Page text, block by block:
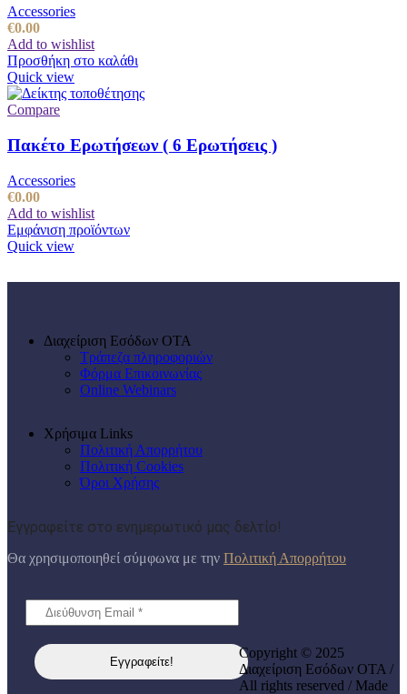
Accessories
€0.00
Add to wishlist
Προσθήκη στο καλάθι
Quick view
Compare
Πακέτο Ερωτήσεων ( 6 Ερωτήσεις )
Accessories
€0.00
Add to wishlist
Εμφάνιση προϊόντων
Quick view
Διαχείριση Εσόδων ΟΤΑ
Τράπεζα πληροφοριών
Φόρμα Επικοινωνίας
Online Webinars
Χρήσιμα Links
Πολιτική Απορρήτου
Πολιτική Cookies
Όροι Χρήσης
Εγγραφείτε στο ενημερωτικό μας δελτίο!
Θα χρησιμοποιηθεί σύμφωνα με την Πολιτική Απορρήτου
Copyright © 2025
Διαχείριση Εσόδων ΟΤΑ /
All rights reserved / Made